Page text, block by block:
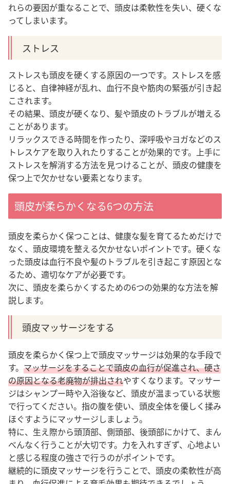
れらの要因が重なることで、頭皮は柔軟性を失い、硬くな
ってしまいます。
ストレス
ストレスも頭皮を硬くする原因の一つです。ストレスを感
じると、 自律神経が乱れ、血行不良や筋肉の緊張が引き起
こされます。
その結果、頭皮が硬くなり、髪や頭皮のトラブルが増える
ことがあります。
リラックスできる時間を作ったり、深呼吸やヨガなどのス
トレスケアを取り入れたりすることが効果的です。上手に
ストレスを解消する方法を見つけることが、頭皮の健康を
保つ上で欠かせない要素となります。
頭皮が柔らかくなる6つの方法
頭皮を柔らかく保つことは、健康な髪を育てるためだけで
なく、頭皮環境を整える欠かせないポイントです。硬くな
った頭皮は血行不良や髪のトラブルを引き起こす原因とな
るため、適切なケアが必要です。
次に、頭皮を柔らかくするための6つの効果的な方法を解
説します。
頭皮マッサージをする
頭皮を柔らかく保つ上で頭皮マッサージは効果的な手段で
す。 マッサージをすることで頭皮の血行が促進され、硬さ
の原因となる老廃物が排出されやすくなり ます。マッサー
ジはシャンプー時や入浴後など、頭皮が温まっている状態
で行ってください。指の腹を使い、頭皮全体を優しく揉み
ほぐすようにマッサージしましょう。
特に、生え際から頭頂部、側頭部、後頭部にかけて、まん
べんなく行うことが大切です。力を入れすぎず、心地よい
と感じる程度の強さで行うのがポイントです。
継続的に頭皮マッサージを行うことで、頭皮の柔軟性が高